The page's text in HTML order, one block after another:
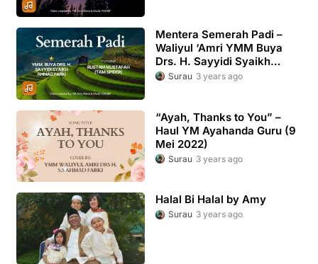
Surau 3 years ago
Mentera Semerah Padi –
Waliyul ‘Amri YMM Buya
Drs. H. Sayyidi Syaikh
Ahmad Farki feat. Rustam
Surau 3 years ago
“Ayah, Thanks to You” –
Haul YM Ayahanda Guru (9
Mei 2022)
Surau 3 years ago
Halal Bi Halal by Amy